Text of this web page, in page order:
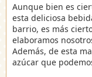
Aunque bien es
esta deliciosa
barrio, es más
elaboramos
Además, de esta
azúcar que